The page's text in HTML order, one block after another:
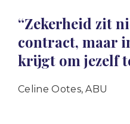
“Zekerheid zit
contract, maar
krijgt om jezelf
Celine Ootes, ABU